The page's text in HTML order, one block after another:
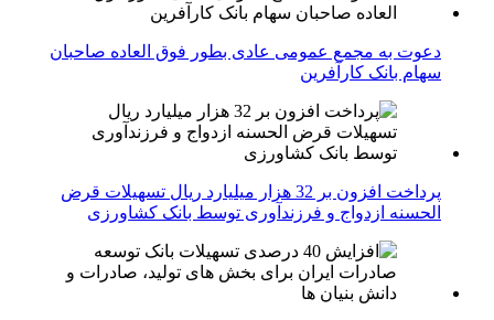
دعوت به مجمع عمومی عادی بطور فوق العاده صاحبان
سهام بانک کارآفرین
پرداخت افزون بر 32 هزار میلیارد ریال تسهیلات قرض
الحسنه ازدواج و فرزندآوری توسط بانک کشاورزی